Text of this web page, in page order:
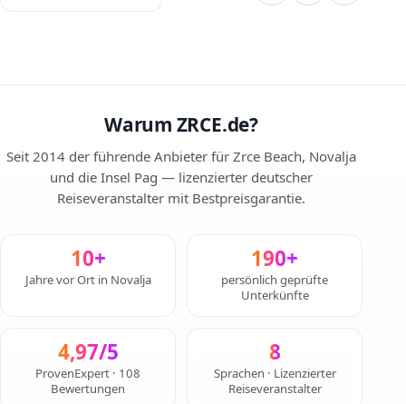
Warum ZRCE.de?
Seit 2014 der führende Anbieter für Zrce Beach, Novalja
und die Insel Pag — lizenzierter deutscher
Reiseveranstalter mit Bestpreisgarantie.
10+
Jahre vor Ort in Novalja
190+
persönlich geprüfte
Unterkünfte
4,97/5
ProvenExpert · 108
Bewertungen
8
Sprachen · Lizenzierter
Reiseveranstalter